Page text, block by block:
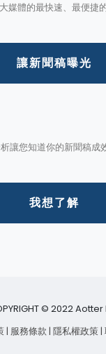
媒體的最快速、最便捷
讓新聞稿曝光
讓您知道你的新聞稿成
我想了解
© 2022 Aotter
| 服務條款 | 隱私權政策 |